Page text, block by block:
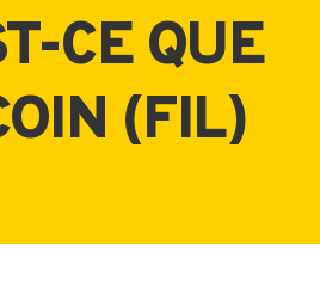
CE QUE
(FIL)